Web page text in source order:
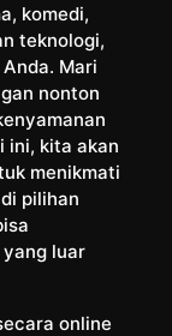
komedi,
teknologi,
Mari
nonton
ini, kita akan
menikmati
pilihan
luar
online